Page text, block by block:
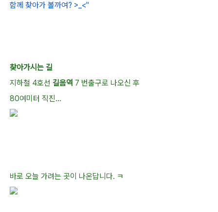
함께 찾아가 볼까여? >_<"
찾아가시는 길
지하철 4호선 길음역 7 번출구로 나오신 후
80여미터 직진...
바로 오늘 가려는 곳이 나온답니다. ㅋ